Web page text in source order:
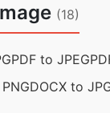
(18)
PDF to JPEG
DOCX to